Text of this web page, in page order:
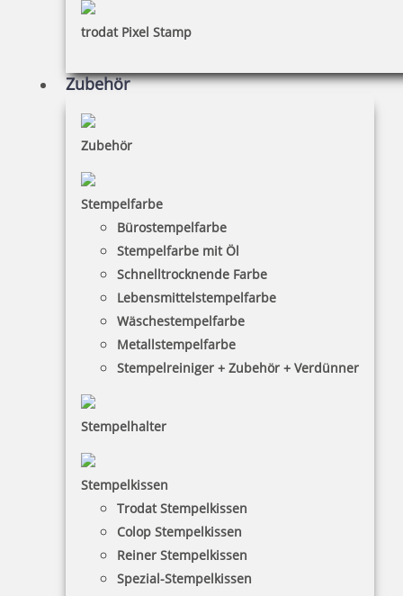
trodat Pixel Stamp
Zubehör
Zubehör
Stempelfarbe
Bürostempelfarbe
Stempelfarbe mit Öl
Schnelltrocknende Farbe
Lebensmittelstempelfarbe
Wäschestempelfarbe
Metallstempelfarbe
Stempelreiniger + Zubehör + Verdünner
Stempelhalter
Stempelkissen
Trodat Stempelkissen
Colop Stempelkissen
Reiner Stempelkissen
Spezial-Stempelkissen
HINWEISE
Versandinformationen
Zahlungsbedingungen